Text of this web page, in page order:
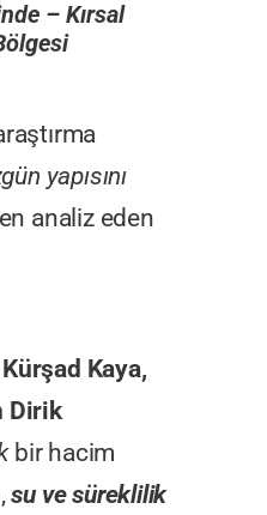
– Kırsal
yapısını
analiz eden
Kaya,
Dirik
bir hacim
su ve süreklilik